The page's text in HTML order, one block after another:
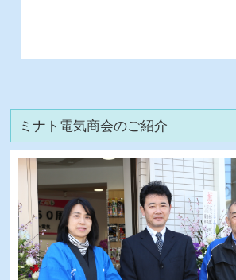
ミナト電気商会のご紹介